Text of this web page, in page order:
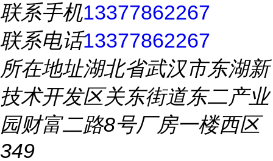
联系手机13377862267
联系电话13377862267
所在地址湖北省武汉市东湖新
技术开发区关东街道东二产业
园财富二路8号厂房一楼西区
349